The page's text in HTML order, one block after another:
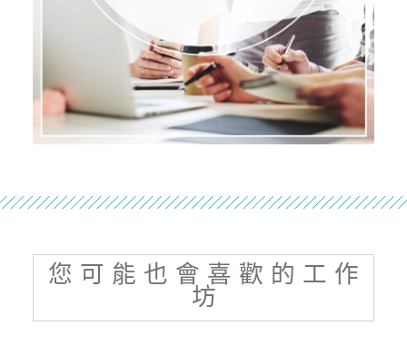
您 可 能 也 會 喜 歡 的 工 作
坊